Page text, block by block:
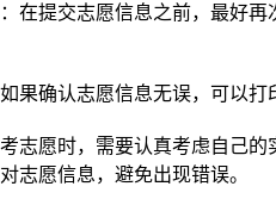
在提交志愿信息之前，最好
果确认志愿信息无误，可以打
志愿时，需要认真考虑自己
志愿信息，避免出现错误。